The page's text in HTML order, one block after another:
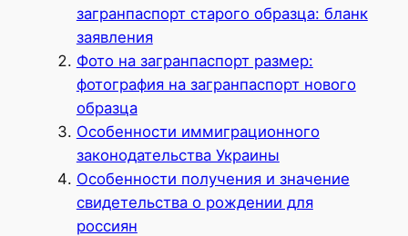
загранпаспорт старого образца: бланк
заявления
Фото на загранпаспорт размер:
фотография на загранпаспорт нового
образца
Особенности иммиграционного
законодательства Украины
Особенности получения и значение
свидетельства о рождении для
россиян